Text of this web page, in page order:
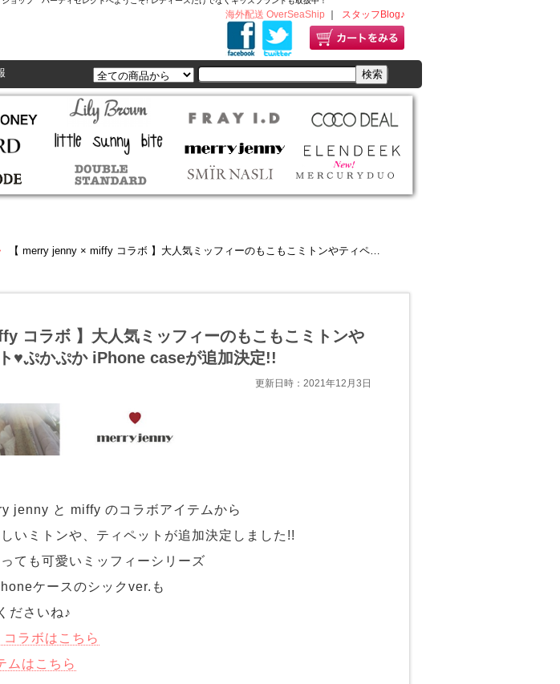
海外配送 OverSeaShip スタッフBlog♪
【 merry jenny × miffy コラボ 】大人気ミッフィーのもこもこミトンやティペット♥ぷかぷか iPhone caseが追加決定!!
コラボ 】大人気ミッフィーのもこもこミトンや
♥ぷかぷか iPhone caseが追加決定!!
更新日時：2021年12月3日
jenny と miffy のコラボアイテムから
いミトンや、ティペットが追加決定しました!!
ても可愛いミッフィーシリーズ
ケースのシックver.も
ださいね♪
ラボはこちら
ムはこちら